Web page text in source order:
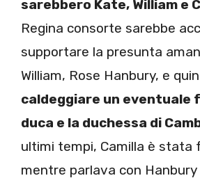
sarebbero Kate, William e
Regina consorte sarebbe
supportare la presunta
William, Rose Hanbury, e
caldeggiare un
duca e la duchessa di
ultimi tempi, Camilla è
mentre parlava con